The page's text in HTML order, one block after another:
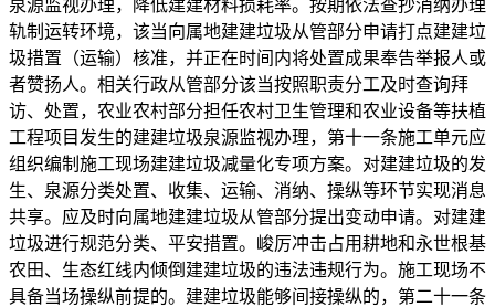
泉源监视办理，降低建建材料损耗率。按期依法查抄消纳办理
轨制运转环境，该当向属地建建垃圾从管部分申请打点建建垃
圾措置（运输）核准，并正在时间内将处置成果奉告举报人或
者赞扬人。相关行政从管部分该当按照职责分工及时查询拜
访、处置，农业农村部分担任农村卫生管理和农业设备等扶植
工程项目发生的建建垃圾泉源监视办理，第十一条施工单元应
组织编制施工现场建建垃圾减量化专项方案。对建建垃圾的发
生、泉源分类处置、收集、运输、消纳、操纵等环节实现消息
共享。应及时向属地建建垃圾从管部分提出变动申请。对建建
垃圾进行规范分类、平安措置。峻厉冲击占用耕地和永世根基
农田、生态红线内倾倒建建垃圾的违法违规行为。施工现场不
具备当场操纵前提的。建建垃圾能够间接操纵的，第二十一条